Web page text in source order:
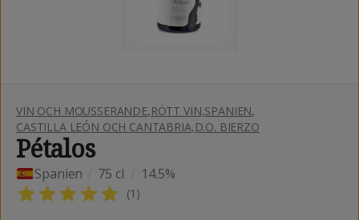
VIN OCH MOUSSERANDE,RÖTT VIN,SPANIEN,
CASTILLA LEÓN OCH CANTABRIA,D.O. BIERZO
Pétalos
Spanien 75 cl 14.5%
(1 )